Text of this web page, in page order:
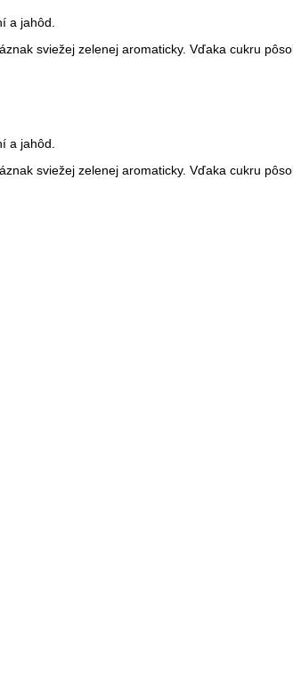
a jahôd.
sviežej zelenej aromaticky. Vďaka cukru
a jahôd.
sviežej zelenej aromaticky. Vďaka cukru